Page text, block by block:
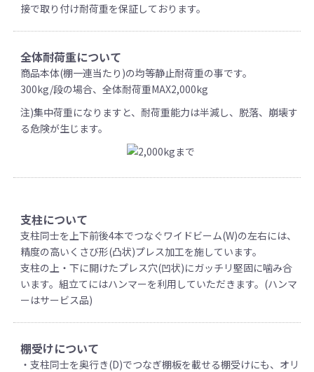
接で取り付け耐荷重を保証しております。
全体耐荷重について
商品本体(棚一連当たり)の均等静止耐荷重の事です。
300kg/段の場合、全体耐荷重MAX2,000kg
注)集中荷重になりますと、耐荷重能力は半減し、脱落、崩壊す
る危険が生じます。
支柱について
支柱同士を上下前後4本でつなぐワイドビーム(W)の左右には、
精度の高いくさび形(凸状)プレス加工を施しています。
支柱の上・下に開けたプレス穴(凹状)にガッチリ堅固に噛み合
います。組立てにはハンマーを利用していただきます。(ハンマ
ーはサービス品)
棚受けについて
・支柱同士を奥行き(D)でつなぎ棚板を載せる棚受けにも、オリ